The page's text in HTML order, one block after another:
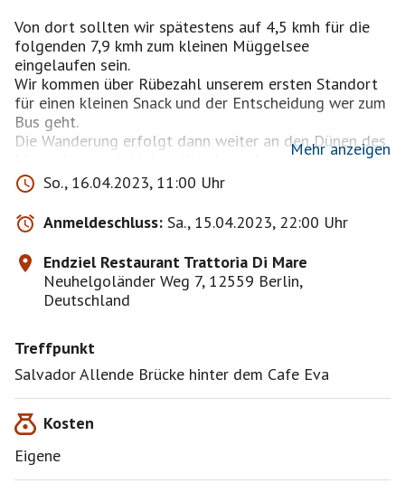
Von dort sollten wir spätestens auf 4,5 kmh für die
folgenden 7,9 kmh zum kleinen Müggelsee
eingelaufen sein.
Wir kommen über Rübezahl unserem ersten Standort
für einen kleinen Snack und der Entscheidung wer zum
Bus geht.
Die Wanderung erfolgt dann weiter an den Dünen des
Müggelsees mit kleiner Wende nach rechts zum
kleinen Müggelsee Strand.
Dort ist unser Picknick vorgesehen, bei kühlerem
Wetter können wir gemeinsam zum Restaurant
Trattoria Di Mare. Dazu zähle ich gerne die Teilnehmer
zwei bis eine Woche davor. Die Restaurantmitarbeiter
danken uns für eine rechtzeitige Anmeldung.
Hinter den Dünen kommen wir zur Oderheimerstrasse
dem 168 Bus für die Rückfahrt zum PKW oder der
Mehr anzeigen
So., 16.04.2023, 11:00 Uhr
Anmeldeschluss: Sa., 15.04.2023, 22:00 Uhr
Endziel Restaurant Trattoria Di Mare
Neuhelgoländer Weg 7, 12559 Berlin,
Deutschland
Treffpunkt
Salvador Allende Brücke hinter dem Cafe Eva
Kosten
Eigene